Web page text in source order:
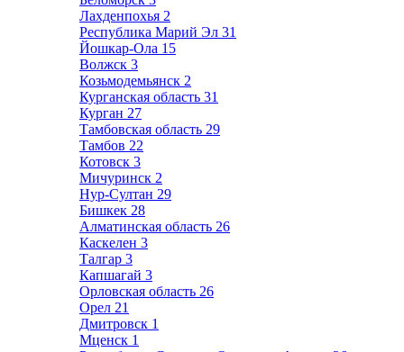
Лахденпохья 2
Республика Марий Эл 31
Йошкар-Ола 15
Волжск 3
Козьмодемьянск 2
Курганская область 31
Курган 27
Тамбовская область 29
Тамбов 22
Котовск 3
Мичуринск 2
Нур-Султан 29
Бишкек 28
Алматинская область 26
Каскелен 3
Талгар 3
Капшагай 3
Орловская область 26
Орел 21
Дмитровск 1
Мценск 1